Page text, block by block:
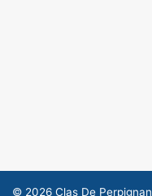
© 2026 Clas De Perpignan